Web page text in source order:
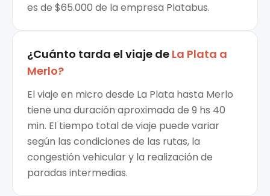
es de $65.000 de la empresa Platabus.
¿Cuánto tarda el viaje de La Plata a
Merlo?
El viaje en micro desde La Plata hasta Merlo
tiene una duración aproximada de 9 hs 40
min. El tiempo total de viaje puede variar
según las condiciones de las rutas, la
congestión vehicular y la realización de
paradas intermedias.